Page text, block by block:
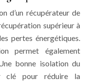
d’un récupérateur de
supérieur à
pertes énergétiques.
permet également
bonne isolation du
clé pour réduire la